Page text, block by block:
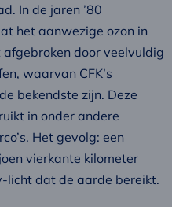
In de jaren ’80
het aanwezige ozon in
door veelvuldig
waarvan CFK’s
bekendste zijn. Deze
in onder andere
Het gevolg: een
vierkante kilometer
licht dat de aarde bereikt.